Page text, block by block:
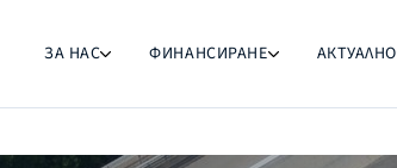
ЗА НАС ФИНАНСИРАНЕ АКТУАЛНО